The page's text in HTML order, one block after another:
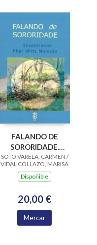
FALANDO DE
SORORIDADE.
ENCONTRO CON
PILAR WIRTZ
MOLEZUN
SOTO VARELA, CARMEN /
VIDAL COLLAZO, MARISA
Dispoñible
20,00 €
Mercar